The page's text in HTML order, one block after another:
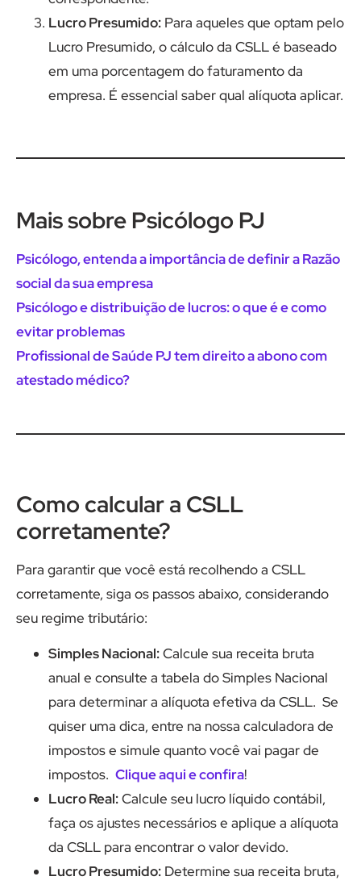
Lucro Presumido: Para aqueles que optam pelo
Lucro Presumido, o cálculo da CSLL é baseado
em uma porcentagem do faturamento da
empresa. É essencial saber qual alíquota aplicar.
Mais sobre Psicólogo PJ
Psicólogo, entenda a importância de definir a Razão
social da sua empresa
Psicólogo e distribuição de lucros: o que é e como
evitar problemas
Profissional de Saúde PJ tem direito a abono com
atestado médico?
Como calcular a CSLL
corretamente?
Para garantir que você está recolhendo a CSLL
corretamente, siga os passos abaixo, considerando
seu regime tributário:
Simples Nacional:Calcule sua receita bruta
anual e consulte a tabela do Simples Nacional
para determinar a alíquota efetiva da CSLL. Se
quiser uma dica, entre na nossa calculadora de
impostos e simule quanto você vai pagar de
impostos. Clique aqui e confira!
Lucro Real:Calcule seu lucro líquido contábil,
faça os ajustes necessários e aplique a alíquota
da CSLL para encontrar o valor devido.
Lucro Presumido: Determine sua receita bruta,